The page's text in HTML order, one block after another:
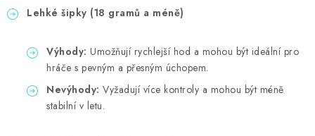
Lehké šipky (18 gramů a méně)
Výhody: Umožňují rychlejší hod a mohou být ideální pro
hráče s pevným a přesným úchopem.
Nevýhody: Vyžadují více kontroly a mohou být méně
stabilní v letu.